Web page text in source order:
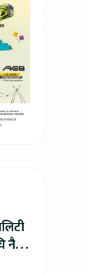
नै